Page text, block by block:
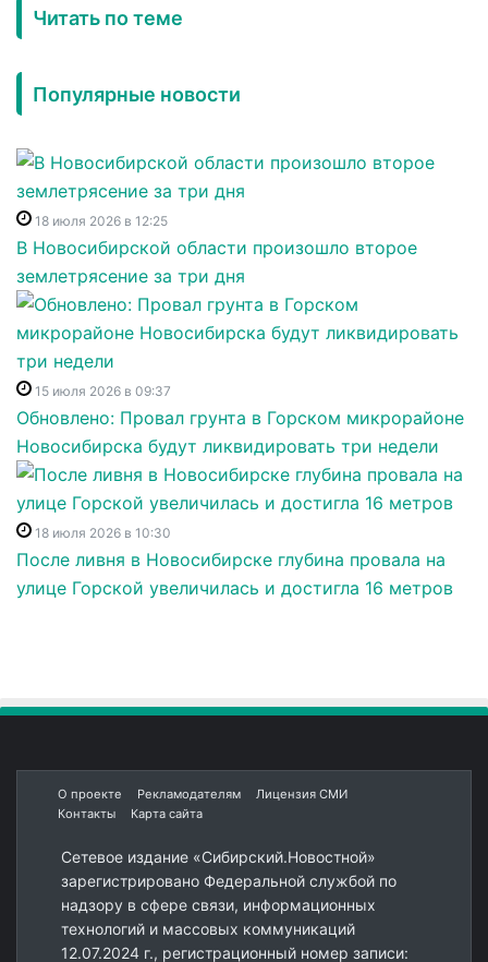
Читать по теме
Популярные новости
18 июля 2026 в 12:25
В Новосибирской области произошло второе
землетрясение за три дня
15 июля 2026 в 09:37
Обновлено: Провал грунта в Горском микрорайоне
Новосибирска будут ликвидировать три недели
18 июля 2026 в 10:30
После ливня в Новосибирске глубина провала на
улице Горской увеличилась и достигла 16 метров
О проекте Рекламодателям
Лицензия СМИ
Контакты
Карта сайта
Сетевое издание «Сибирский.Новостной»
зарегистрировано Федеральной службой по
надзору в сфере связи, информационных
технологий и массовых коммуникаций
12.07.2024 г., регистрационный номер записи: